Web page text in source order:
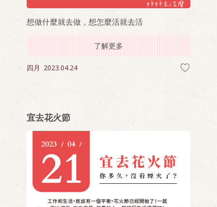
想做什麼就去做，想怎麼活就去活
了解更多
四月 2023.04.24
宜去花火節